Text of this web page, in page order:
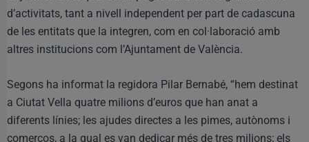
d’activitats, tant a nivell independent per part de cadascuna
de les entitats que la integren, com en col·laboració amb
altres institucions com l’Ajuntament de València.
Segons ha informat la regidora Pilar Bernabé, “hem destinat
a Ciutat Vella quatre milions d’euros que han anat a
diferents línies; les ajudes directes a les pimes, autònoms i
comerços, a la qual es van dedicar més de tres milions; els